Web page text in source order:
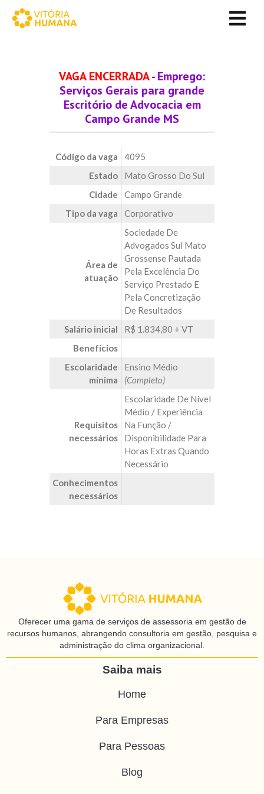
VAGA ENCERRADA- Emprego:
Serviços Gerais para grande
Escritório de Advocacia em
Campo Grande MS
Código da vaga
4095
Estado
Mato Grosso Do Sul
Cidade
Campo Grande
Tipo da vaga
Corporativo
Área de
atuação
Sociedade De
Advogados Sul Mato
Grossense Pautada
Pela Excelência Do
Serviço Prestado E
Pela Concretização
De Resultados
Salário inicial
R$ 1.834,80 + VT
Benefícios
Escolaridade
mínima
Ensino Médio
(Completo)
Requisitos
necessários
Escolaridade De Nível
Médio / Experiência
Na Função /
Disponibilidade Para
Horas Extras Quando
Necessário
Conhecimentos
necessários
Oferecer uma gama de serviços de assessoria em gestão de
recursos humanos, abrangendo consultoria em gestão, pesquisa e
administração do clima organizacional.
Saiba mais
Home
Para Empresas
Para Pessoas
Blog